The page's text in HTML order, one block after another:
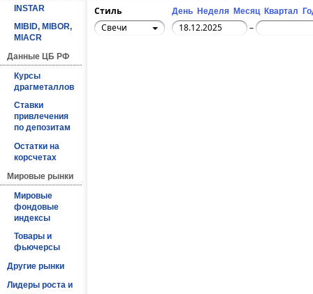
INSTAR
MIBID, MIBOR,
MIACR
Данные ЦБ РФ
Курсы
драгметаллов
Ставки
привлечения
по депозитам
Остатки на
корсчетах
Мировые рынки
Мировые
фондовые
индексы
Товары и
фьючерсы
Другие рынки
Лидеры роста и
Стиль
День Неделя Месяц Квартал
Свечи –